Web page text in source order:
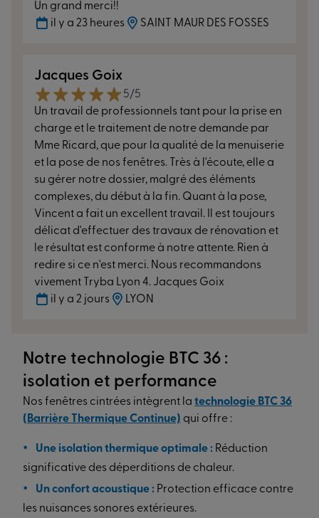
Un grand merci!!
il y a 23 heures
SAINT MAUR DES FOSSES
Jacques Goix
5/5
Un travail de professionnels tant pour la prise en
charge et le traitement de notre demande par
Mme Ricard, que pour la qualité de la menuiserie
et la pose de nos fenêtres. Très à l'écoute, elle a
su gérer notre dossier, malgré des éléments
complexes, du début à la fin. Quant à la pose,
Vincent a fait un excellent travail. Il est toujours
délicat d'effectuer des travaux de rénovation et
le résultat est conforme à notre attente. Rien à
redire si ce n'est merci. Nous recommandons
vivement Tryba Lyon 4. Jacques Goix
il y a 2 jours
LYON
Notre technologie BTC 36 :
isolation et performance
Nos fenêtres cintrées intègrent la technologie BTC 36
(Barrière Thermique Continue) qui offre :
Une isolation thermique optimale : Réduction
significative des déperditions de chaleur.
Un confort acoustique : Protection efficace contre
les nuisances sonores extérieures.